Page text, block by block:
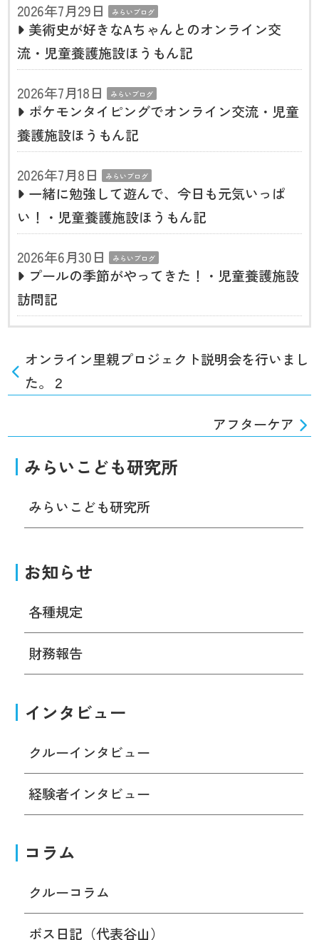
2026年7月29日 みらいブログ
美術史が好きなAちゃんとのオンライン交
流・児童養護施設ほうもん記
2026年7月18日
みらいブログ
ポケモンタイピングでオンライン交流・児童
養護施設ほうもん記
2026年7月8日
みらいブログ
一緒に勉強して遊んで、今日も元気いっぱ
い！・児童養護施設ほうもん記
2026年6月30日
みらいブログ
プールの季節がやってきた！・児童養護施設
訪問記
オンライン里親プロジェクト説明会を行いまし
た。２
アフターケア
みらいこども研究所
みらいこども研究所
お知らせ
各種規定
財務報告
インタビュー
クルーインタビュー
経験者インタビュー
コラム
クルーコラム
ボス日記（代表谷山）